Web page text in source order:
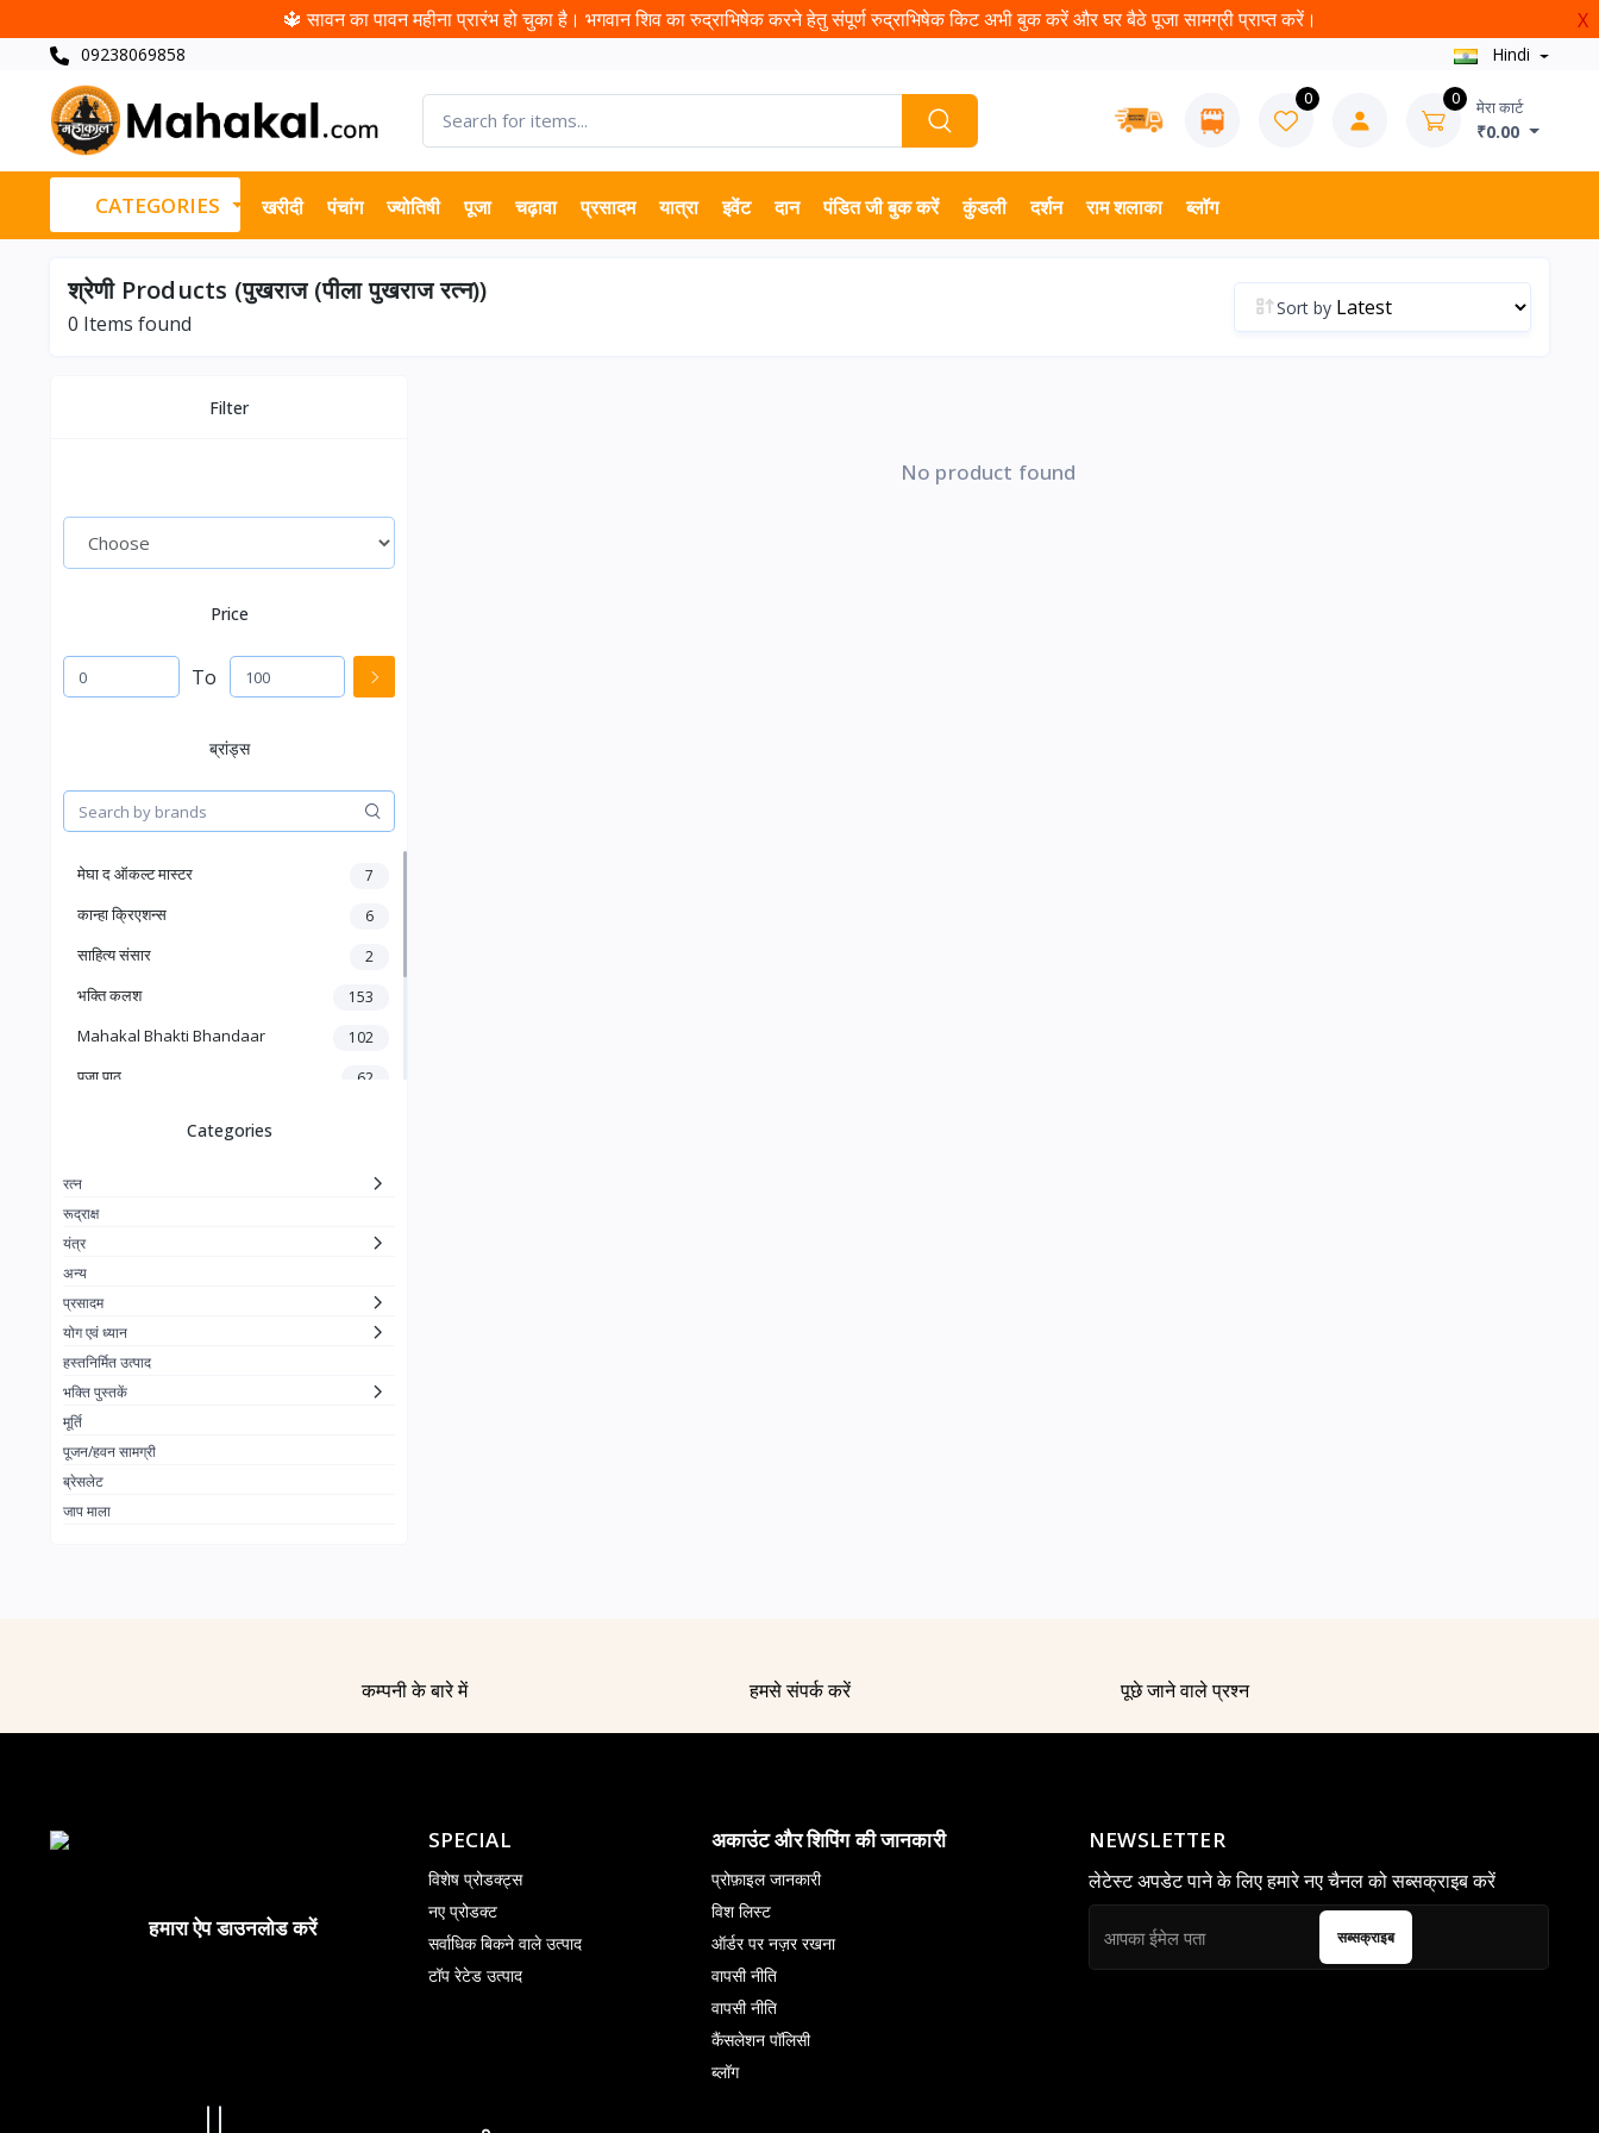
🔱 सावन का पावन महीना प्रारंभ हो चुका है। भगवान शिव का रुद्राभिषेक करने हेतु संपूर्ण रुद्राभिषेक किट अभी बुक करें और घर बैठे पूजा सामग्री प्राप्त करें। X
09238069858 Hindi
0 0 मेरा कार्ट
₹0.00
CATEGORIES खरीदी पंचांग ज्योतिषी पूजा चढ़ावा प्रसादम यात्रा इवेंट दान पंडित जी बुक करें कुंडली दर्शन राम शलाका ब्लॉग
श्रेणी Products (पुखराज (पीला पुखराज रत्न))
0 Items found
Sort by
Filter
Price
To
ब्रांड्स
मेघा द ऑकल्ट मास्टर 7
कान्हा क्रिएशन्स 6
साहित्य संसार 2
भक्ति कलश 153
Mahakal Bhakti Bhandaar 102
पूजा पाठ 62
Prashadam 14
Categories
रत्न
रूद्राक्ष
यंत्र
अन्य
प्रसादम
योग एवं ध्यान
हस्तनिर्मित उत्पाद
भक्ति पुस्तकें
मूर्ति
पूजन/हवन सामग्री
ब्रेसलेट
जाप माला
No product found
कम्पनी के बारे में हमसे संपर्क करें पूछे जाने वाले प्रश्न
हमारा ऐप डाउनलोड करें
SPECIAL
विशेष प्रोडक्ट्स
नए प्रोडक्ट
सर्वाधिक बिकने वाले उत्पाद
टॉप रेटेड उत्पाद
अकाउंट और शिपिंग की जानकारी
प्रोफ़ाइल जानकारी
विश लिस्ट
ऑर्डर पर नज़र रखना
वापसी नीति
वापसी नीति
कैंसलेशन पॉलिसी
ब्लॉग
NEWSLETTER
लेटेस्ट अपडेट पाने के लिए हमारे नए चैनल को सब्सक्राइब करें
सब्सक्राइब